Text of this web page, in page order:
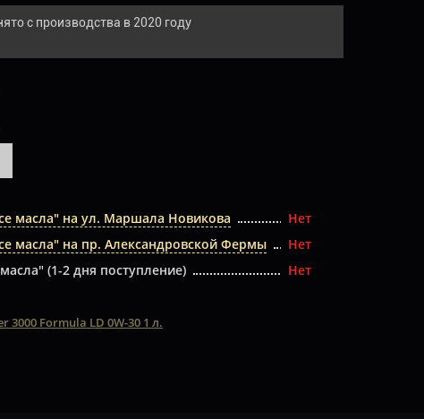
с производства в 2020 году
масла" на ул. Маршала Новикова
Нет
масла" на пр. Александровской Фермы
Нет
(1-2 дня поступление)
Нет